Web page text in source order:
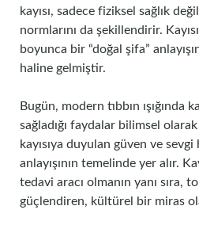
kayısı, sadece fiziksel sağlık
normlarını da şekillendirir.
boyunca bir “doğal şifa”
haline gelmiştir.
Bugün, modern tıbbın ışığında
sağladığı faydalar bilimsel
kayısıya duyulan güven ve
anlayışının temelinde yer alır.
tedavi aracı olmanın yanı sıra,
güçlendiren, kültürel bir miras